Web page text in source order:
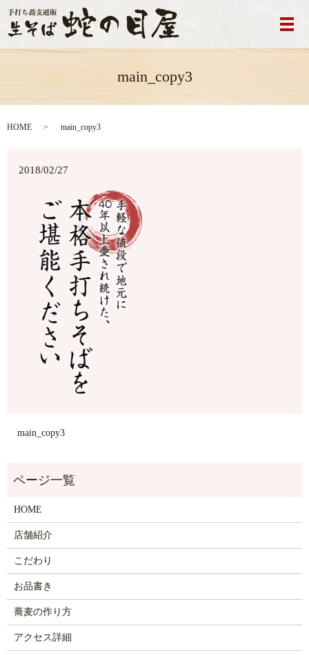
メ
main_copy3
HOME main_copy3
2018/02/27
main_copy3
HOME
店舗紹介
こだわり
お品書き
蕎麦の作り方
アクセス詳細